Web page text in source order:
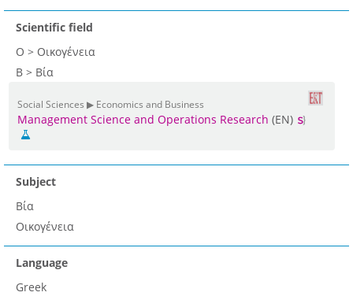
Scientific field
Ο > Οικογένεια
Β > Βία
Social Sciences ▶ Economics and Business
Management Science and Operations Research (EN)
Subject
Βία
Οικογένεια
Language
Greek